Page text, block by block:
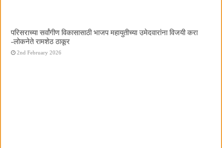
परिसराच्या सर्वांगीण विकासासाठी भाजप महायुतीच्या उमेदवारांना विजयी करा
-लोकनेते रामशेठ ठाकूर
2nd February 2026